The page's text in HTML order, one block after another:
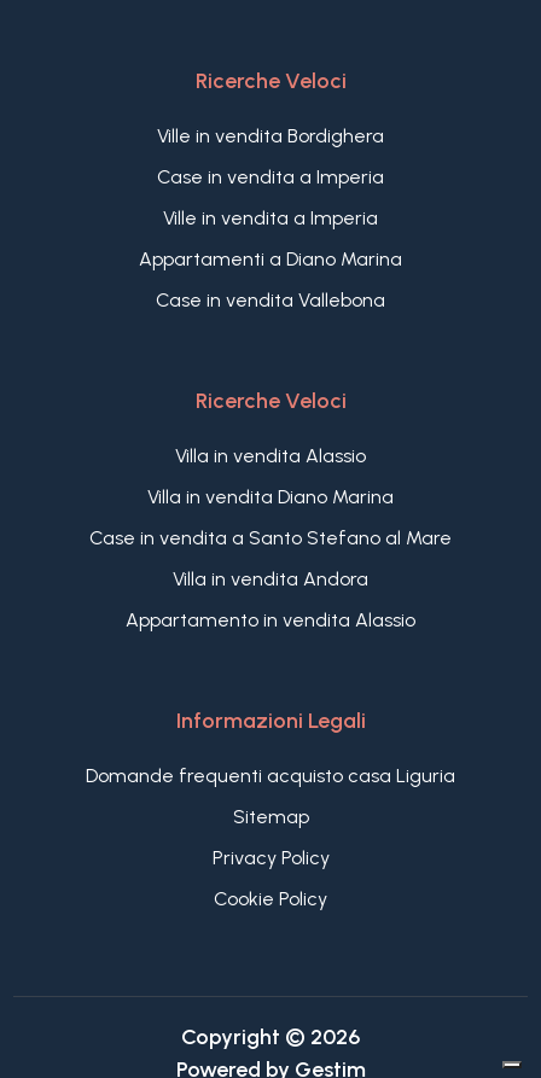
Ricerche Veloci
Ville in vendita Bordighera
Case in vendita a Imperia
Ville in vendita a Imperia
Appartamenti a Diano Marina
Case in vendita Vallebona
Ricerche Veloci
Villa in vendita Alassio
Villa in vendita Diano Marina
Case in vendita a Santo Stefano al Mare
Villa in vendita Andora
Appartamento in vendita Alassio
Informazioni Legali
Domande frequenti acquisto casa Liguria
Sitemap
Privacy Policy
Cookie Policy
Copyright © 2026
Powered by Gestim